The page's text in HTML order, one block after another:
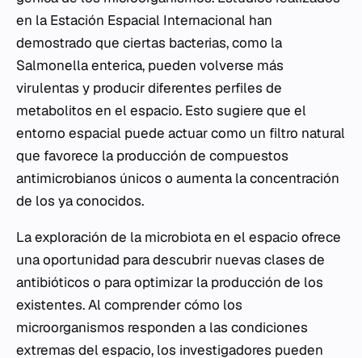
en la Estación Espacial Internacional han
demostrado que ciertas bacterias, como la
Salmonella enterica, pueden volverse más
virulentas y producir diferentes perfiles de
metabolitos en el espacio. Esto sugiere que el
entorno espacial puede actuar como un filtro natural
que favorece la producción de compuestos
antimicrobianos únicos o aumenta la concentración
de los ya conocidos.
La exploración de la microbiota en el espacio ofrece
una oportunidad para descubrir nuevas clases de
antibióticos o para optimizar la producción de los
existentes. Al comprender cómo los
microorganismos responden a las condiciones
extremas del espacio, los investigadores pueden